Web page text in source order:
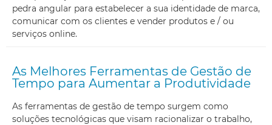
pedra angular para estabelecer a sua identidade de marca,
comunicar com os clientes e vender produtos e / ou
serviços online.
As Melhores Ferramentas de Gestão de
Tempo para Aumentar a Produtividade
As ferramentas de gestão de tempo surgem como
soluções tecnológicas que visam racionalizar o trabalho,